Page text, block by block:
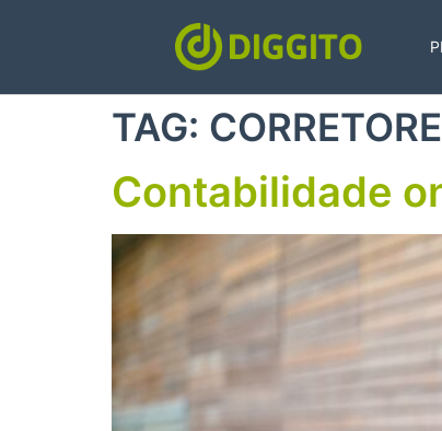
TAG:
Contabilidade